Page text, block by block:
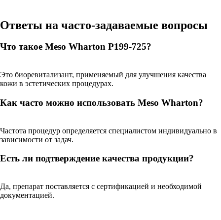
Ответы на часто-задаваемые вопросы
Что такое Meso Wharton P199-725?
Это биоревитализант, применяемый для улучшения качества
кожи в эстетических процедурах.
Как часто можно использовать Meso Wharton?
Частота процедур определяется специалистом индивидуально в
зависимости от задач.
Есть ли подтверждение качества продукции?
Да, препарат поставляется с сертификацией и необходимой
документацией.